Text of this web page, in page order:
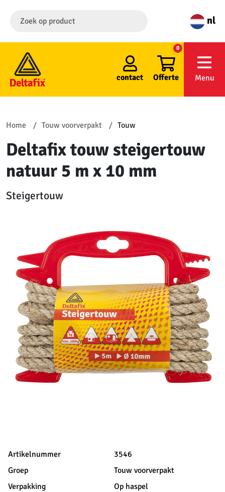
nl
contact Offerte
0
Menu
Home Touw voorverpakt Touw
Deltafix touw steigertouw
natuur 5 m x 10 mm
Steigertouw
Artikelnummer
3546
Groep
Touw voorverpakt
Verpakking
Op haspel